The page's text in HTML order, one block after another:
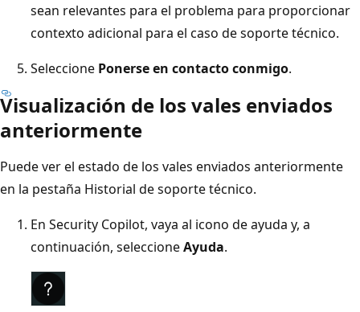
sean relevantes para el problema para proporcionar
contexto adicional para el caso de soporte técnico.
Seleccione Ponerse en contacto conmigo.
Visualización de los vales enviados
anteriormente
Puede ver el estado de los vales enviados anteriormente
en la pestaña Historial de soporte técnico.
En Security Copilot, vaya al icono de ayuda y, a
continuación, seleccioneAyuda.